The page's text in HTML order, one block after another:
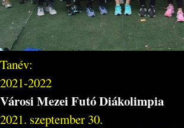
Tanév:
2021-2022
Városi Mezei Futó Diákolimpia
2021. szeptember 30.